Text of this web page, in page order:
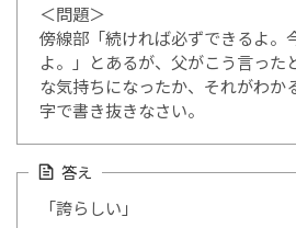
＜問題＞
傍線部「続ければ必ずできるよ。
よ。」とあるが、父がこう言った
な気持ちになったか、それがわか
字で書き抜きなさい。
答え
「誇らしい」